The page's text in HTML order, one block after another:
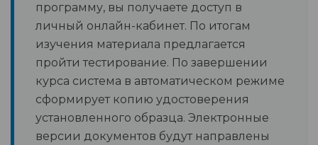
программу, вы получаете доступ в
личный онлайн-кабинет. По итогам
изучения материала предлагается
пройти тестирование. По завершении
курса система в автоматическом режиме
сформирует копию удостоверения
установленного образца. Электронные
версии документов будут направлены